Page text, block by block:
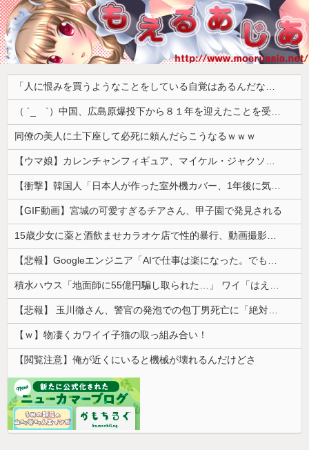
「人に恨みを買うようなことをしている自覚はあるんだな」と高市首相を嘲笑った左派、平和記念式典での演説にケチを付けるも……
（ ´_ゝ`）中国、広島原爆投下から８１年を迎えたことを受け「日本は原爆被害者の立場で同情を買おうとするのを止めろ」
同僚の美人に土下座して必死に頼んだらこうなるｗｗｗ
【ウマ娘】カレンチャンフィギュア、マイケル・ジャクソンみたいになってしまう
【衝撃】韓国人「日本人が作った室外機カバー、1年後に気づく」
【GIF動画】宮城の可愛すぎるチアさん、甲子園で発見される
15歳少女に薬と酒飲ませカラオケ店で性的暴行、動画撮影 54歳無職を再逮捕 動画770本も見つかる
【悲報】Googleエンジニア「AIで仕事は楽になった。でも、つまらなくなった」
積水ハウス「地面師に55億円騙し取られた…」 ワイ「はえーかわいそう…会社滅茶苦茶やろなぁ」
【悲報】 玉川徹さん、警官の発泡での包丁男死亡に「絶対に死刑にならない罪なのに警察が死刑にした！」 → 元警官のマジレスがコチラ → ………
【ｗ】物凄くカワイイ子猫の取っ組み合い！
【閲覧注意】俺が近くにいると機械が壊れるんだけどさ